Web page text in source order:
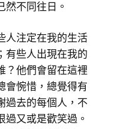
然不同往日。
人注定在我的生活
有些人出現在我的
？他們會留在這裡
會惋惜，總覺得有
過去的每個人，不
過又或是歡笑過。